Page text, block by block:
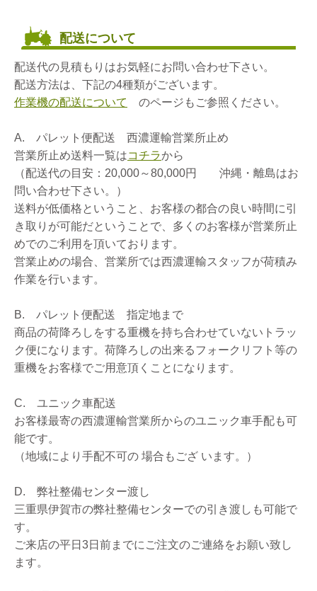
配送について
配送代の見積もりはお気軽にお問い合わせ下さい。
配送方法は、下記の4種類がございます。
作業機の配送について
のページもご参照ください。
A. パレット便配送 西濃運輸営業所止め
営業所止め送料一覧はコチラから
（配送代の目安：20,000～80,000円 沖縄・離島はお
問い合わせ下さい。）
送料が低価格ということ、お客様の都合の良い時間に引
き取りが可能だということで、多くのお客様が営業所止
めでのご利用を頂いております。
営業止めの場合、営業所では西濃運輸スタッフが荷積み
作業を行います。
B. パレット便配送 指定地まで
商品の荷降ろしをする重機を持ち合わせていないトラッ
ク便になります。荷降ろしの出来るフォークリフト等の
重機をお客様でご用意頂くことになります。
C. ユニック車配送
お客様最寄の西濃運輸営業所からのユニック車手配も可
能です。
（地域により手配不可の 場合もござ います。）
D. 弊社整備センター渡し
三重県伊賀市の弊社整備センターでの引き渡しも可能で
す。
ご来店の平日3日前までにご注文のご連絡をお願い致し
ます。